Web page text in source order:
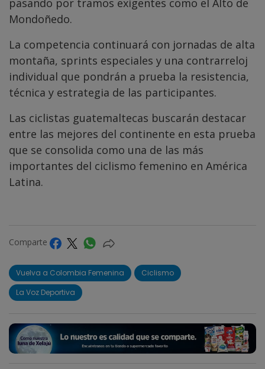
pasando por tramos exigentes como el Alto de
Mondoñedo.
La competencia continuará con jornadas de alta
montaña, sprints especiales y una contrarreloj
individual que pondrán a prueba la resistencia,
técnica y estrategia de las participantes.
Las ciclistas guatemaltecas buscarán destacar
entre las mejores del continente en esta prueba
que se consolida como una de las más
importantes del ciclismo femenino en América
Latina.
Comparte
Vuelva a Colombia Femenina
Ciclismo
La Voz Deportiva